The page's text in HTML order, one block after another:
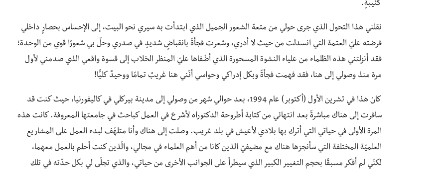
كئيبةٍ.
نقلني هذا التحول الذي جرى حولي من متعة الشعور الجميل الذي ابتدأت به سيري نحو البيت، إلى الإحساس بحصارٍ داخلي
فرضته عليّ العتمة التي انسدلت من حيث لا أدري، وشعرت فجأةً بانقباضٍ شديدٍ في صدري وحلّ بي شعورًا قوي من الوحدة؛
فقد أنزلتني هذه الظلماء من علياء النشوة المسحورة الذي أضْفاها عليّ المنظر الخلاب إلى قسوة واقعي الذي صدمني لأول
مرة منذ وصولي إلى هنا، فقد فهمت فجأةً وبكل إدراكي وحواسي أنّني هنا غريبٌ تمامًا ووحيدٌ كليًّا!
كان هذا في تشرين الأول (أكتوبر) عام 1994، بعد حوالي شهر من وصولي إلى مدينة بيركلي في كاليفورنيا، حيث كنت قد
سافرت إلى هناك مباشرةً بعد انتهائي من كتابة أطروحة الدكتوراه لأشرع في العمل كباحث في جامعتها المعروفة. كانت هذه
المرة الأولى في حياتي التي أترك بها بلادي لأعيش في بلد غريب. وصلت إلى هناك وأنا متلهّف لبدء العمل على المشاريع
العلميّة المختلفة التي سأنجزها هناك مع مضيفيّ الذين كانا من أهم العلماء في مجالي، والّذين كنت أحلم بالعمل معهما،
لكنّي لم أفكر مسبقًا بحجم التغيير الكبير الذي سيطرأ على الجوانب الأخرى من حياتي، والذي تجلّى لي بكل حدّته في تلك